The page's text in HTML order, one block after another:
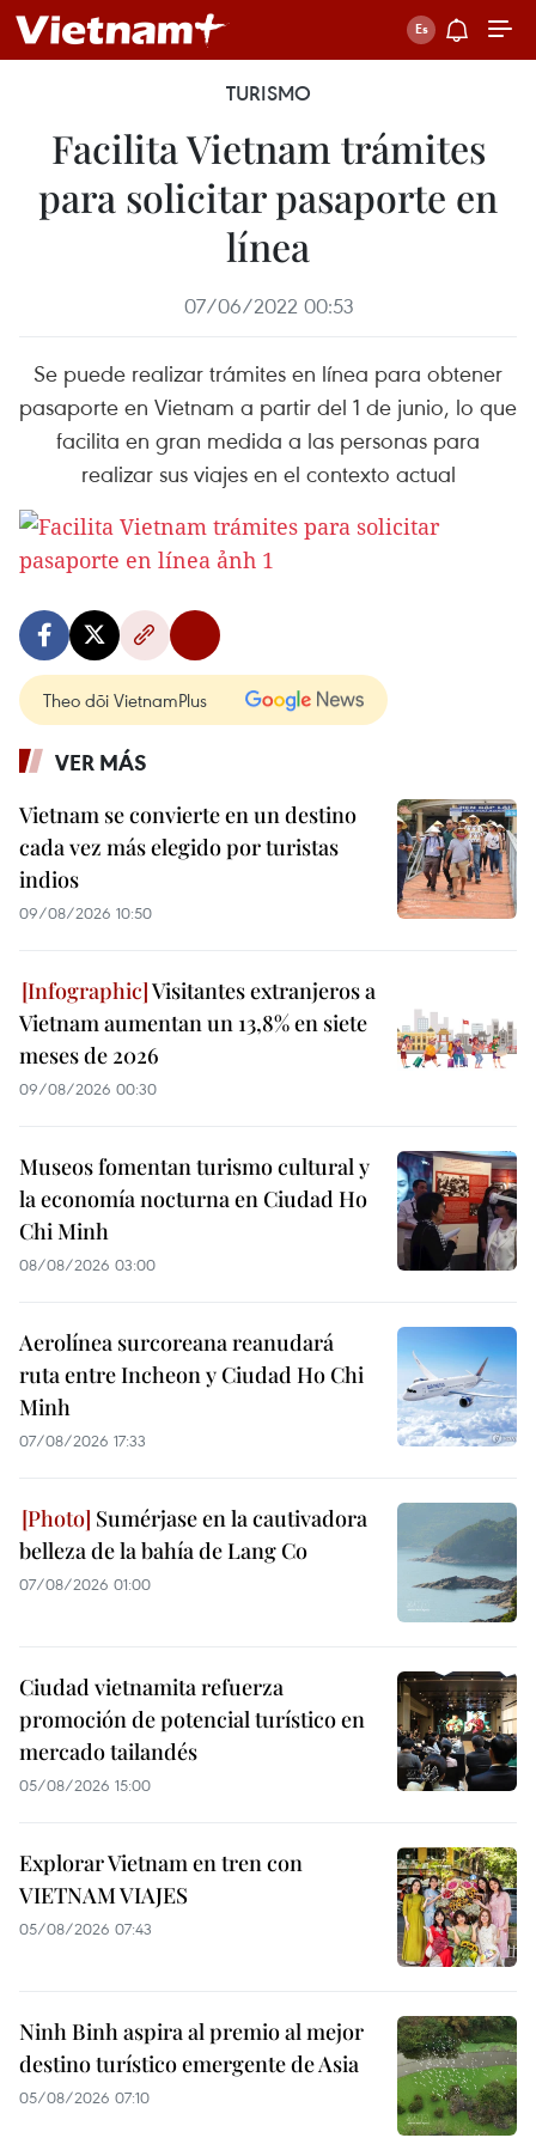
TURISMO
Facilita Vietnam trámites
para solicitar pasaporte en
línea
07/06/2022 00:53
Se puede realizar trámites en línea para obtener
pasaporte en Vietnam a partir del 1 de junio, lo que
facilita en gran medida a las personas para
realizar sus viajes en el contexto actual
Theo dõi VietnamPlus
VER MÁS
Vietnam se convierte en un destino
cada vez más elegido por turistas
indios
09/08/2026 10:50
Visitantes extranjeros a
Vietnam aumentan un 13,8% en siete
meses de 2026
09/08/2026 00:30
Museos fomentan turismo cultural y
la economía nocturna en Ciudad Ho
Chi Minh
08/08/2026 03:00
Aerolínea surcoreana reanudará
ruta entre Incheon y Ciudad Ho Chi
Minh
07/08/2026 17:33
Sumérjase en la cautivadora
belleza de la bahía de Lang Co
07/08/2026 01:00
Ciudad vietnamita refuerza
promoción de potencial turístico en
mercado tailandés
05/08/2026 15:00
Explorar Vietnam en tren con
VIETNAM VIAJES
05/08/2026 07:43
Ninh Binh aspira al premio al mejor
destino turístico emergente de Asia
05/08/2026 07:10